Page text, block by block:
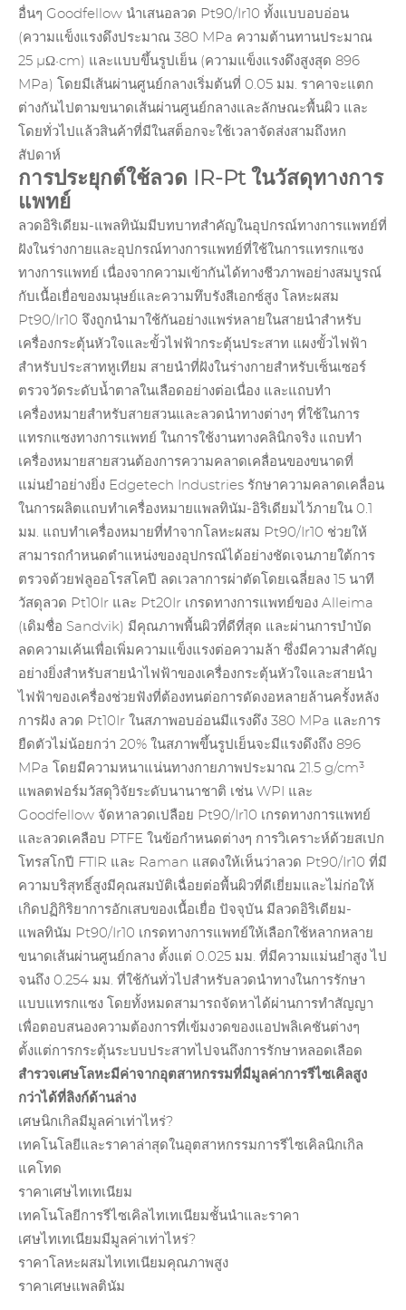
อื่นๆ Goodfellow นำเสนอลวด Pt90/Ir10 ทั้งแบบอบอ่อน
(ความแข็งแรงดึงประมาณ 380 MPa ความต้านทานประมาณ
25 µΩ•cm) และแบบขึ้นรูปเย็น (ความแข็งแรงดึงสูงสุด 896
MPa) โดยมีเส้นผ่านศูนย์กลางเริ่มต้นที่ 0.05 มม. ราคาจะแตก
ต่างกันไปตามขนาดเส้นผ่านศูนย์กลางและลักษณะพื้นผิว และ
โดยทั่วไปแล้วสินค้าที่มีในสต็อกจะใช้เวลาจัดส่งสามถึงหก
สัปดาห์
การประยุกต์ใช้ลวด IR-Pt ในวัสดุทางการ
แพทย์
ลวดอิริเดียม-แพลทินัมมีบทบาทสำคัญในอุปกรณ์ทางการแพทย์ที่
ฝังในร่างกายและอุปกรณ์ทางการแพทย์ที่ใช้ในการแทรกแซง
ทางการแพทย์ เนื่องจากความเข้ากันได้ทางชีวภาพอย่างสมบูรณ์
กับเนื้อเยื่อของมนุษย์และความทึบรังสีเอกซ์สูง โลหะผสม
Pt90/Ir10 จึงถูกนำมาใช้กันอย่างแพร่หลายในสายนำสำหรับ
เครื่องกระตุ้นหัวใจและขั้วไฟฟ้ากระตุ้นประสาท แผงขั้วไฟฟ้า
สำหรับประสาทหูเทียม สายนำที่ฝังในร่างกายสำหรับเซ็นเซอร์
ตรวจวัดระดับน้ำตาลในเลือดอย่างต่อเนื่อง และแถบทำ
เครื่องหมายสำหรับสายสวนและลวดนำทางต่างๆ ที่ใช้ในการ
แทรกแซงทางการแพทย์ ในการใช้งานทางคลินิกจริง แถบทำ
เครื่องหมายสายสวนต้องการความคลาดเคลื่อนของขนาดที่
แม่นยำอย่างยิ่ง Edgetech Industries รักษาความคลาดเคลื่อน
ในการผลิตแถบทำเครื่องหมายแพลทินัม-อิริเดียมไว้ภายใน 0.1
มม. แถบทำเครื่องหมายที่ทำจากโลหะผสม Pt90/Ir10 ช่วยให้
สามารถกำหนดตำแหน่งของอุปกรณ์ได้อย่างชัดเจนภายใต้การ
ตรวจด้วยฟลูออโรสโคปี ลดเวลาการผ่าตัดโดยเฉลี่ยลง 15 นาที
วัสดุลวด Pt10Ir และ Pt20Ir เกรดทางการแพทย์ของ Alleima
(เดิมชื่อ Sandvik) มีคุณภาพพื้นผิวที่ดีที่สุด และผ่านการบำบัด
ลดความเค้นเพื่อเพิ่มความแข็งแรงต่อความล้า ซึ่งมีความสำคัญ
อย่างยิ่งสำหรับสายนำไฟฟ้าของเครื่องกระตุ้นหัวใจและสายนำ
ไฟฟ้าของเครื่องช่วยฟังที่ต้องทนต่อการดัดงอหลายล้านครั้งหลัง
การฝัง ลวด Pt10Ir ในสภาพอบอ่อนมีแรงดึง 380 MPa และการ
ยืดตัวไม่น้อยกว่า 20% ในสภาพขึ้นรูปเย็นจะมีแรงดึงถึง 896
MPa โดยมีความหนาแน่นทางกายภาพประมาณ 21.5 g/cm³
แพลตฟอร์มวัสดุวิจัยระดับนานาชาติ เช่น WPI และ
Goodfellow จัดหาลวดเปลือย Pt90/Ir10 เกรดทางการแพทย์
และลวดเคลือบ PTFE ในข้อกำหนดต่างๆ การวิเคราะห์ด้วยสเปก
โทรสโกปี FTIR และ Raman แสดงให้เห็นว่าลวด Pt90/Ir10 ที่มี
ความบริสุทธิ์สูงมีคุณสมบัติเฉื่อยต่อพื้นผิวที่ดีเยี่ยมและไม่ก่อให้
เกิดปฏิกิริยาการอักเสบของเนื้อเยื่อ ปัจจุบัน มีลวดอิริเดียม-
แพลทินัม Pt90/Ir10 เกรดทางการแพทย์ให้เลือกใช้หลากหลาย
ขนาดเส้นผ่านศูนย์กลาง ตั้งแต่ 0.025 มม. ที่มีความแม่นยำสูง ไป
จนถึง 0.254 มม. ที่ใช้กันทั่วไปสำหรับลวดนำทางในการรักษา
แบบแทรกแซง โดยทั้งหมดสามารถจัดหาได้ผ่านการทำสัญญา
เพื่อตอบสนองความต้องการที่เข้มงวดของแอปพลิเคชันต่างๆ
ตั้งแต่การกระตุ้นระบบประสาทไปจนถึงการรักษาหลอดเลือด
สำรวจเศษโลหะมีค่าจากอุตสาหกรรมที่มีมูลค่าการรีไซเคิลสูง
กว่าได้ที่ลิงก์ด้านล่าง
เศษนิกเกิลมีมูลค่าเท่าไหร่?
เทคโนโลยีและราคาล่าสุดในอุตสาหกรรมการรีไซเคิลนิกเกิล
แคโทด
ราคาเศษไทเทเนียม
เทคโนโลยีการรีไซเคิลไทเทเนียมชั้นนำและราคา
เศษไทเทเนียมมีมูลค่าเท่าไหร่?
ราคาโลหะผสมไทเทเนียมคุณภาพสูง
ราคาเศษแพลตินัม